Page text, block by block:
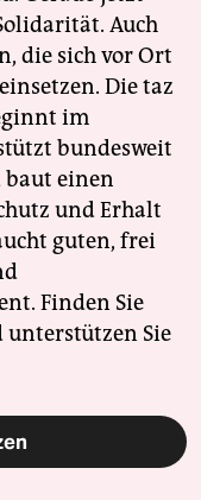
Auch
die sich vor Ort
Die taz
im
bundesweit
einen
und Erhalt
guten, frei
Finden Sie
unterstützen Sie